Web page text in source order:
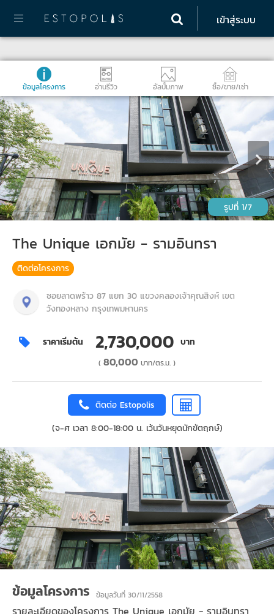
เข้าสู่ระบบ
ข้อมูลโครงการ อ่านรีวิว อัลบั้มภาพ ซื้อ/ขาย/เช่า
1/7
The Unique เอกมัย - รามอินทรา
ติดต่อโครงการ
ซอยลาดพร้าว 87 แยก 30 แขวงคลองเจ้าคุณสิงห์ เขต
วังทองหลาง กรุงเทพมหานคร
ราคาเริ่มต้น 2,730,000 บาท
( 80,000 บาท/ตร.ม. )
ติดต่อ Estopolis
(จ-ศ เวลา 8:00-18:00 น. เว้นวันหยุดนักขัตฤกษ์)
ข้อมูลโครงการ ข้อมูลวันที่ 30/11/2558
รายละเอียดของโครงการ The Unique เอกมัย - รามอินทรา